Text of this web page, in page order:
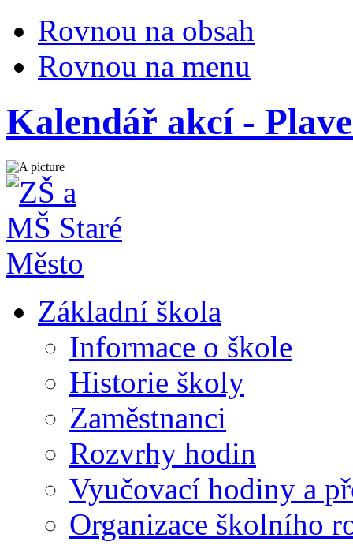
Rovnou na obsah
Rovnou na menu
Kalendář akcí -
Základní škola
Informace o škole
Historie školy
Zaměstnanci
Rozvrhy hodin
Vyučovací hodiny a
Organizace školního